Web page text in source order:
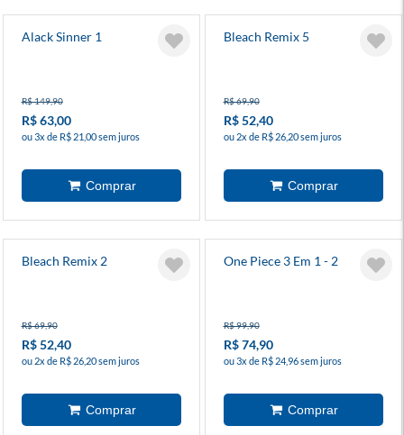
Alack Sinner 1
R$ 149,90
R$ 63,00
ou 3x de R$ 21,00 sem juros
Bleach Remix 5
R$ 69,90
R$ 52,40
ou 2x de R$ 26,20 sem juros
Bleach Remix 2
R$ 69,90
R$ 52,40
ou 2x de R$ 26,20 sem juros
One Piece 3 Em 1 - 2
R$ 99,90
R$ 74,90
ou 3x de R$ 24,96 sem juros